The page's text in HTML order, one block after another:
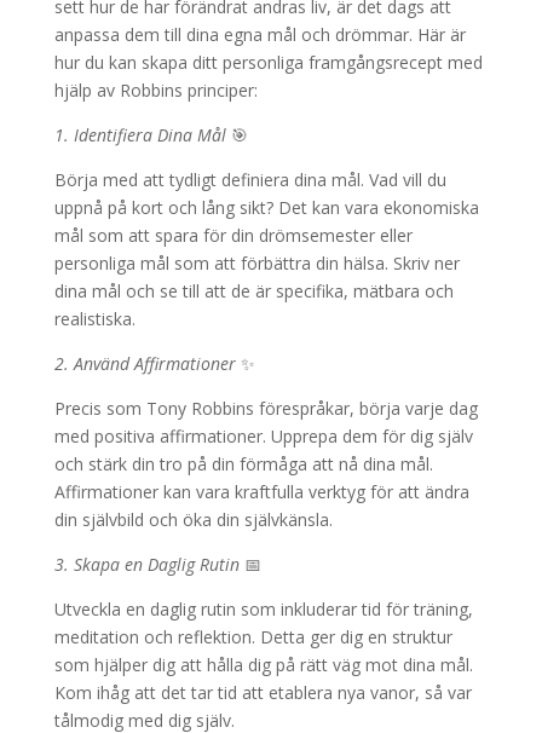
sett hur de har förändrat andras liv, är det dags att
anpassa dem till dina egna mål och drömmar. Här är
hur du kan skapa ditt personliga framgångsrecept med
hjälp av Robbins principer:
1. Identifiera Dina Mål🎯
Börja med att tydligt definiera dina mål. Vad vill du
uppnå på kort och lång sikt? Det kan vara ekonomiska
mål som att spara för din drömsemester eller
personliga mål som att förbättra din hälsa. Skriv ner
dina mål och se till att de är specifika, mätbara och
realistiska.
2. Använd Affirmationer✨
Precis som Tony Robbins förespråkar, börja varje dag
med positiva affirmationer. Upprepa dem för dig själv
och stärk din tro på din förmåga att nå dina mål.
Affirmationer kan vara kraftfulla verktyg för att ändra
din självbild och öka din självkänsla.
3. Skapa en Daglig Rutin📅
Utveckla en daglig rutin som inkluderar tid för träning,
meditation och reflektion. Detta ger dig en struktur
som hjälper dig att hålla dig på rätt väg mot dina mål.
Kom ihåg att det tar tid att etablera nya vanor, så var
tålmodig med dig själv.